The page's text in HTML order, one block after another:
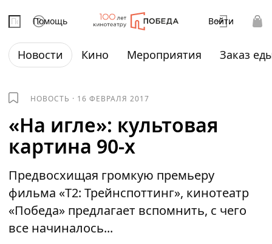
Помощь Войти
Новости Кино Мероприятия Заказ
НОВОСТЬ · 16 ФЕВРАЛЯ 2017
«На игле»: культовая
картина 90-х
Предвосхищая громкую премьеру
фильма «T2: Трейнспоттинг», кинотеатр
«Победа» предлагает вспомнить, с чего
все начиналось...